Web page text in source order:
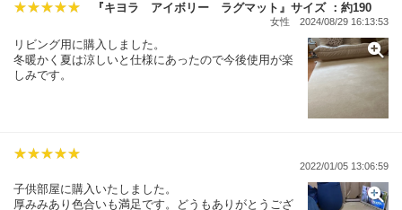
『キヨラ アイボリー ラグマット』サイズ ：約190
女性 2024/08/29 16:13:53
リビング用に購入しました。
冬暖かく夏は涼しいと仕様にあったので今後使用が楽
しみです。
2022/01/05 13:06:59
子供部屋に購入いたしました。
厚みみあり色合いも満足です。どうもありがとうござ